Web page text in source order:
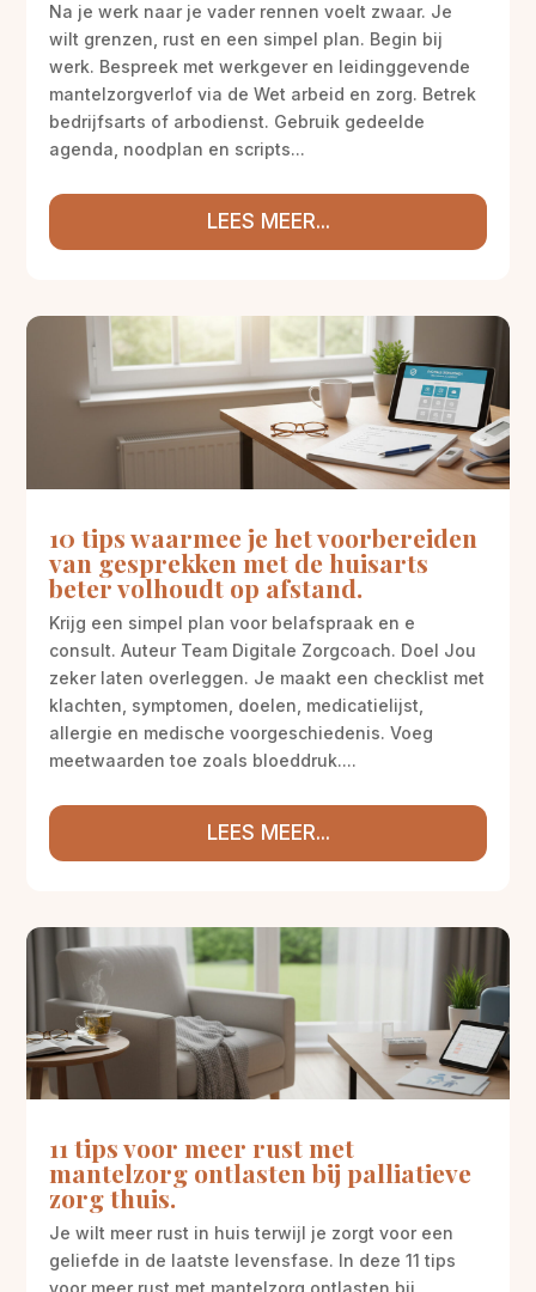
Na je werk naar je vader rennen voelt zwaar. Je
wilt grenzen, rust en een simpel plan. Begin bij
werk. Bespreek met werkgever en leidinggevende
mantelzorgverlof via de Wet arbeid en zorg. Betrek
bedrijfsarts of arbodienst. Gebruik gedeelde
agenda, noodplan en scripts...
LEES MEER...
10 tips waarmee je het voorbereiden
van gesprekken met de huisarts
beter volhoudt op afstand.
Krijg een simpel plan voor belafspraak en e
consult. Auteur Team Digitale Zorgcoach. Doel Jou
zeker laten overleggen. Je maakt een checklist met
klachten, symptomen, doelen, medicatielijst,
allergie en medische voorgeschiedenis. Voeg
meetwaarden toe zoals bloeddruk....
LEES MEER...
11 tips voor meer rust met
mantelzorg ontlasten bij palliatieve
zorg thuis.
Je wilt meer rust in huis terwijl je zorgt voor een
geliefde in de laatste levensfase. In deze 11 tips
voor meer rust met mantelzorg ontlasten bij